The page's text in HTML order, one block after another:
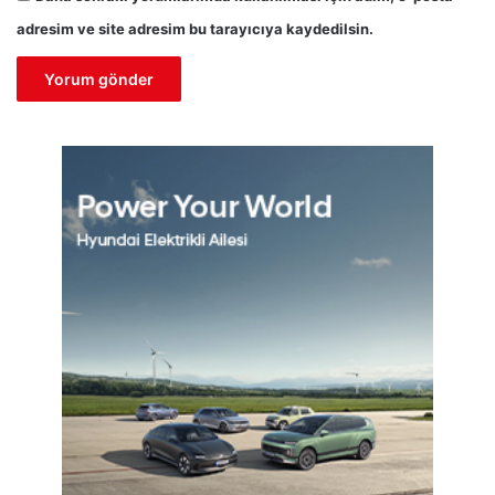
adresim ve site adresim bu tarayıcıya kaydedilsin.